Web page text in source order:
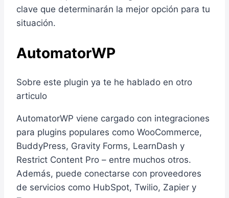
clave que determinarán la mejor opción para tu
situación.
AutomatorWP
Sobre este plugin ya te he hablado en otro
articulo
AutomatorWP viene cargado con integraciones
para plugins populares como WooCommerce,
BuddyPress, Gravity Forms, LearnDash y
Restrict Content Pro – entre muchos otros.
Además, puede conectarse con proveedores
de servicios como HubSpot, Twilio, Zapier y